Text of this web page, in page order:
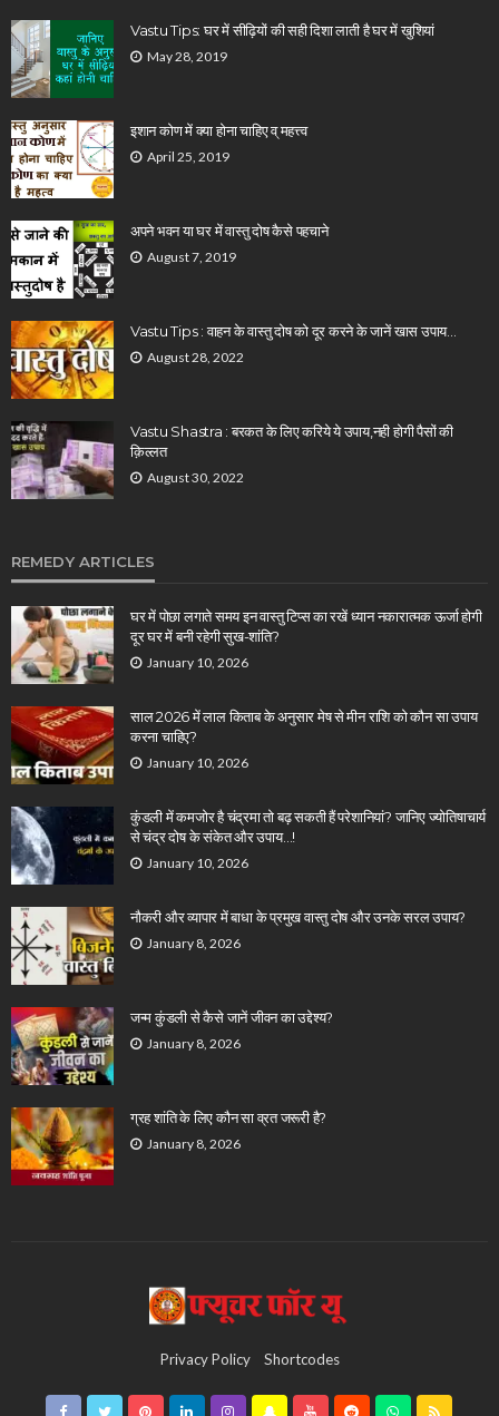
Vastu Tips: घर में सीढ़ियों की सही दिशा लाती है घर में खुशियां
May 28, 2019
इशान कोण में क्या होना चाहिए व् महत्त्व
April 25, 2019
अपने भवन या घर में वास्तु दोष कैसे पहचाने
August 7, 2019
Vastu Tips : वाहन के वास्तु दोष को दूर करने के जानें खास उपाय…
August 28, 2022
Vastu Shastra : बरकत के लिए करिये ये उपाय,नही होगी पैसों की
क़िल्लत
August 30, 2022
REMEDY ARTICLES
घर में पोछा लगाते समय इन वास्तु टिप्स का रखें ध्यान नकारात्मक ऊर्जा होगी
दूर घर में बनी रहेगी सुख-शांति?
January 10, 2026
साल 2026 में लाल किताब के अनुसार मेष से मीन राशि को कौन सा उपाय
करना चाहिए?
January 10, 2026
कुंडली में कमजोर है चंद्रमा तो बढ़ सकती हैं परेशानियां? जानिए ज्योतिषाचार्य
से चंद्र दोष के संकेत और उपाय…!
January 10, 2026
नौकरी और व्यापार में बाधा के प्रमुख वास्तु दोष और उनके सरल उपाय?
January 8, 2026
जन्म कुंडली से कैसे जानें जीवन का उद्देश्य?
January 8, 2026
ग्रह शांति के लिए कौन सा व्रत जरूरी है?
January 8, 2026
Privacy Policy Shortcodes